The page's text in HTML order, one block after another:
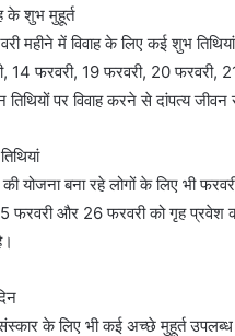
के शुभ मुहूर्त
महीने में विवाह के लिए कई शुभ
14 फरवरी, 19 फरवरी, 20 फरवरी,
पर विवाह करने से दांपत्य
योजना बना रहे लोगों के लिए भी
फरवरी और 26 फरवरी को गृह प्रवेश
के लिए भी कई अच्छे मुहूर्त